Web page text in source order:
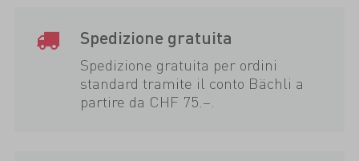
Spedizione gratuita
Spedizione gratuita per ordini
standard tramite il conto Bächli a
partire da CHF 75.–.